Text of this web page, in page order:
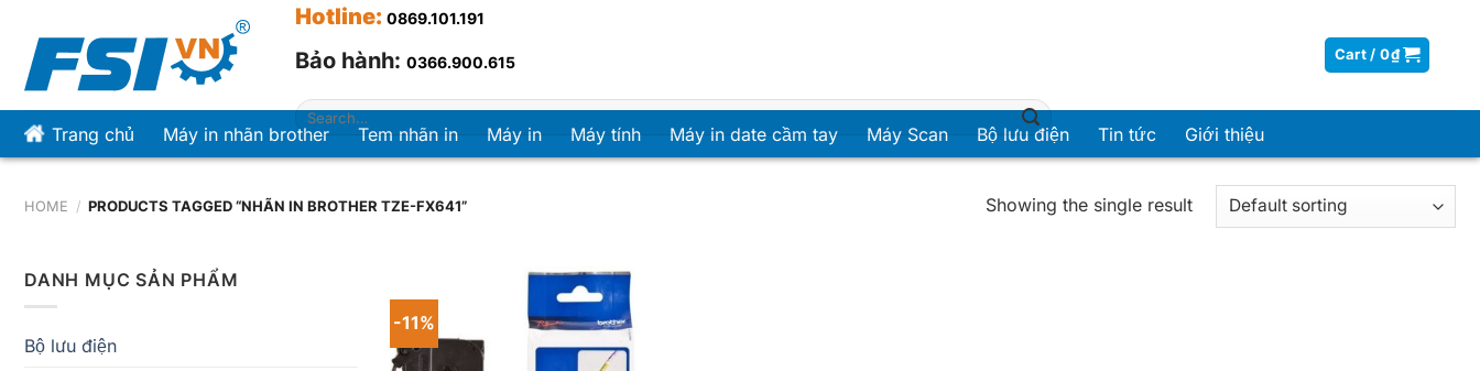
dung
Hotline: 0869.101.191
Bảo hành: 0366.900.615
Search
for:
Cart /0₫
Trang chủ Máy in nhãn brother Tem nhãn in Máy in Máy tính Máy in date cầm tay Máy Scan Bộ lưu điện Tin tức Giới thiệu
HOME / PRODUCTS TAGGED “NHÃN IN BROTHER TZE-FX641” Showing the single result
DANH MỤC SẢN PHẨM
Bộ lưu điện
-11%